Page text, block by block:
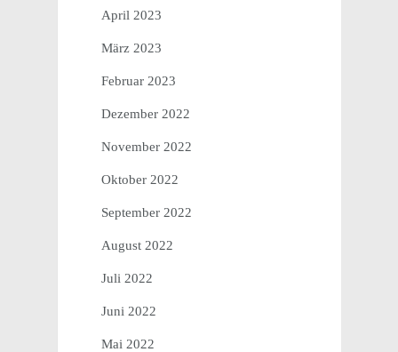
April 2023
März 2023
Februar 2023
Dezember 2022
November 2022
Oktober 2022
September 2022
August 2022
Juli 2022
Juni 2022
Mai 2022